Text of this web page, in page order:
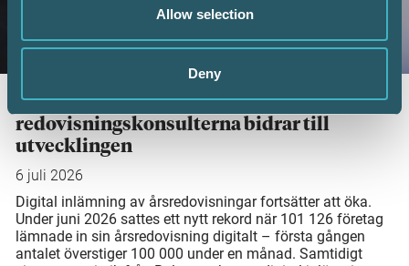
Allow selection
Deny
Fler företag väljer digital årsredovisning –
redovisningskonsulterna bidrar till
utvecklingen
6 juli 2026
Digital inlämning av årsredovisningar fortsätter att öka.
Under juni 2026 sattes ett nytt rekord när 101 126 företag
lämnade in sin årsredovisning digitalt – första gången
antalet överstiger 100 000 under en månad. Samtidigt